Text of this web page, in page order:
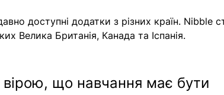
доступні додатки з різних країн. Nibble
Велика Британія, Канада та Іспанія.
що навчання має бути